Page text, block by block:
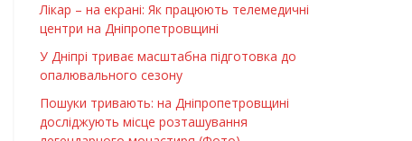
Лікар – на екрані: Як працюють телемедичні
центри на Дніпропетровщині
У Дніпрі триває масштабна підготовка до
опалювального сезону
Пошуки тривають: на Дніпропетровщині
досліджують місце розташування